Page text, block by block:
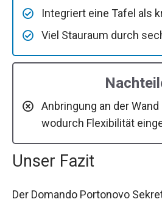
Integriert eine Tafel als
Viel Stauraum durch
Anbringung an der
wodurch Flexibilität
Unser Fazit
Der Domando Portonovo